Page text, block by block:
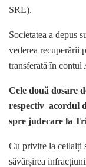
SRL).
Societatea a depus
vederea recuperării
transferată în
Cele două dosare
respectiv acordul
spre judecare la
Cu privire la ceilalți
săvârșirea